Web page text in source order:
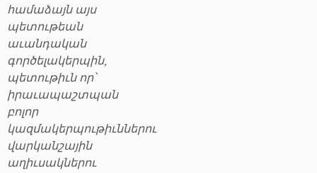
համաձայն այս
պետութեան
աւանդական
գործելակերպին,
պետութիւն որ՝
իրաւապաշտպան
բոլոր
կազմակերպութիւններու
վարկանշային
աղիւսակներու